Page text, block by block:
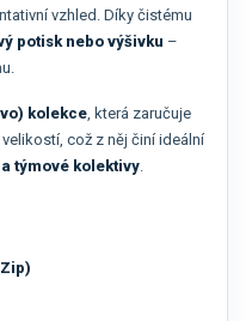
vzhled. Díky čistému
potisk nebo výšivku –
kolekce, která zaručuje
což z něj činí ideální
týmové kolektivy.